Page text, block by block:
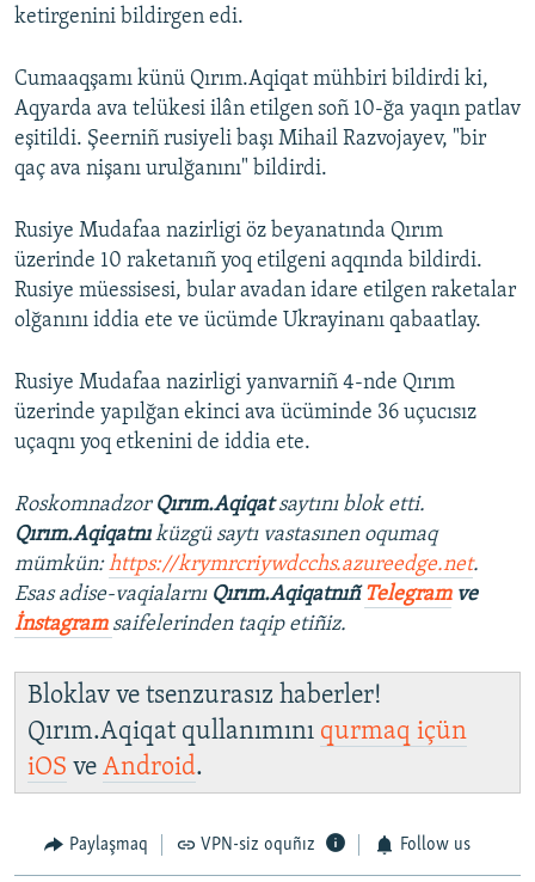
ketirgenini bildirgen edi.
Cumaaqşamı künü Qırım.Aqiqat mühbiri bildirdi ki,
Aqyarda ava telükesi ilân etilgen soñ 10-ğa yaqın patlav
eşitildi. Şeerniñ rusiyeli başı Mihail Razvojayev, "bir
qaç ava nişanı urulğanını" bildirdi.
Rusiye Mudafaa nazirligi öz beyanatında Qırım
üzerinde 10 raketanıñ yoq etilgeni aqqında bildirdi.
Rusiye müessisesi, bular avadan idare etilgen raketalar
olğanını iddia ete ve ücümde Ukrayinanı qabaatlay.
Rusiye Mudafaa nazirligi yanvarniñ 4-nde Qırım
üzerinde yapılğan ekinci ava ücüminde 36 uçucısız
uçaqnı yoq etkenini de iddia ete.
Roskomnadzor Qırım.Aqiqatsaytını blok etti.
Qırım.Aqiqatnıküzgü saytı vastasınen oqumaq
mümkün:https://krymrcriywdcchs.azureedge.net.
Esas adise-vaqialarnı Qırım.Aqiqatnıñ Telegramve
İnstagram saifelerinden taqip etiñiz.
Bloklav ve tsenzurasız haberler!
Qırım.Aqiqat qullanımını qurmaq içün
iOS ve Android.
Paylaşmaq VPN-siz oquñız Follow us